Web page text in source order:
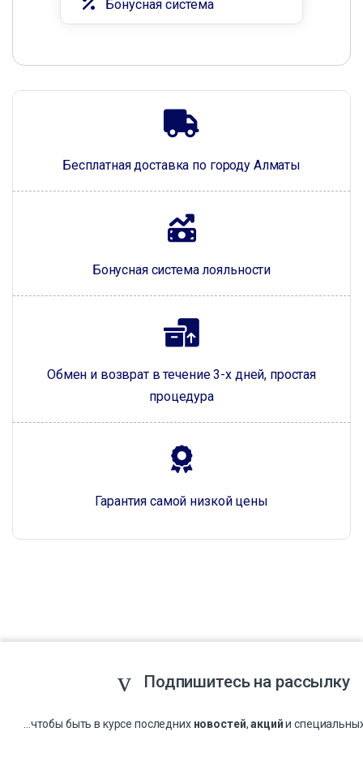
Бесплатная доставка по городу Алматы
Бонусная система лояльности
Обмен и возврат в течение 3-х дней, простая
процедура
Гарантия самой низкой цены
Бонусная система
Подпишитесь на рассылку
...чтобы быть в курсе последних новостей,акцийи